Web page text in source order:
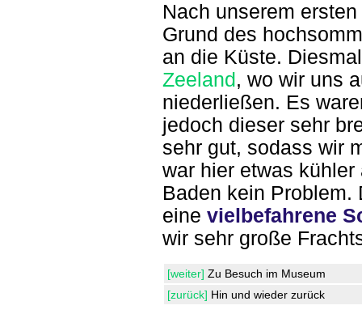
Nach unserem
Grund des
an die Küste.
Zeeland , wo wir uns
niederließen. Es
jedoch dieser sehr
sehr gut, sodass wir
war hier etwas
Baden kein Problem.
eine vielbefahrene
wir sehr große
[weiter] Zu Besuch im Museum
[zurück] Hin und wieder zurück